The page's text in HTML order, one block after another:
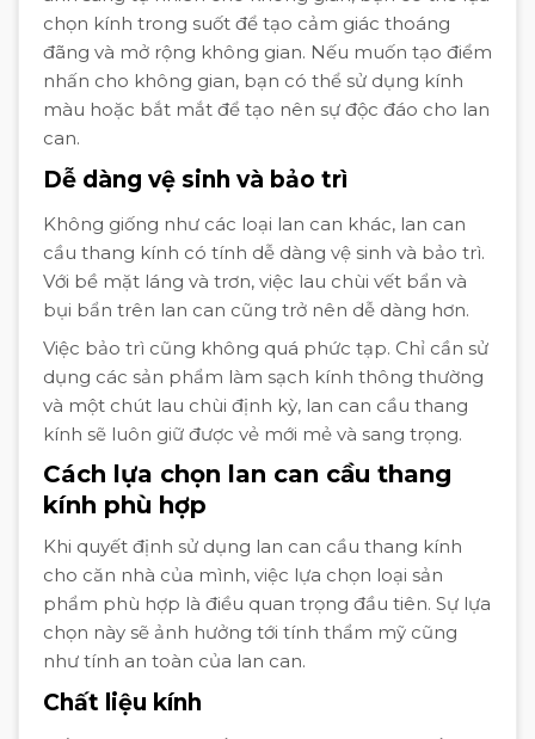
chọn kính trong suốt để tạo cảm giác thoáng
đãng và mở rộng không gian. Nếu muốn tạo điểm
nhấn cho không gian, bạn có thể sử dụng kính
màu hoặc bắt mắt để tạo nên sự độc đáo cho lan
can.
Dễ dàng vệ sinh và bảo trì
Không giống như các loại lan can khác, lan can
cầu thang kính có tính dễ dàng vệ sinh và bảo trì.
Với bề mặt láng và trơn, việc lau chùi vết bẩn và
bụi bẩn trên lan can cũng trở nên dễ dàng hơn.
Việc bảo trì cũng không quá phức tạp. Chỉ cần sử
dụng các sản phẩm làm sạch kính thông thường
và một chút lau chùi định kỳ, lan can cầu thang
kính sẽ luôn giữ được vẻ mới mẻ và sang trọng.
Cách lựa chọn lan can cầu thang
kính phù hợp
Khi quyết định sử dụng lan can cầu thang kính
cho căn nhà của mình, việc lựa chọn loại sản
phẩm phù hợp là điều quan trọng đầu tiên. Sự lựa
chọn này sẽ ảnh hưởng tới tính thẩm mỹ cũng
như tính an toàn của lan can.
Chất liệu kính